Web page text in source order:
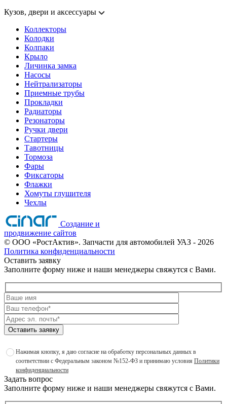
Кузов, двери и аксессуары
Коллекторы
Колодки
Колпаки
Крыло
Личинка замка
Насосы
Нейтрализаторы
Приемные трубы
Прокладки
Радиаторы
Резонаторы
Ручки двери
Стартеры
Тавотницы
Тормоза
Фары
Фиксаторы
Флажки
Хомуты глушителя
Чехлы
Создание и
продвижение сайтов
© ООО «РостАктив». Запчасти для автомобилей УАЗ - 2026
Политика конфиденциальности
Оставить заявку
Заполните форму ниже и наши менеджеры свяжутся с Вами.
Оставить заявку
Нажимая кнопку, я даю согласие на обработку персональных данных в
соответствии с Федеральным законом №152-ФЗ и принимаю условия Политики
конфиденциальности
Задать вопрос
Заполните форму ниже и наши менеджеры свяжутся с Вами.